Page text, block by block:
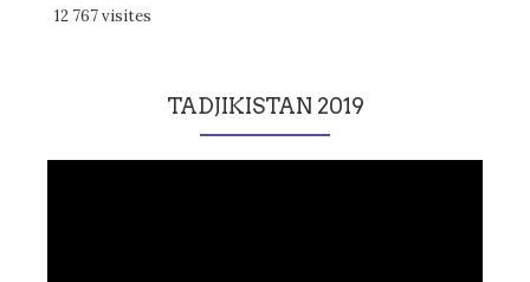
12 767 visites
TADJIKISTAN 2019